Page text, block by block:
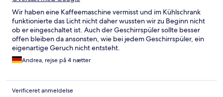
Wir haben eine Kaffeemaschine vermisst und im Kühlschrank
funktionierte das Licht nicht daher wussten wir zu Beginn nicht
ob er eingeschaltet ist. Auch der Geschirrspüler sollte besser
offen bleiben da ansonsten, wie bei jedem Geschirrspüler, ein
eigenartige Geruch nicht entsteht.
Andrea, rejse på 4 nætter
Verificeret anmeldelse